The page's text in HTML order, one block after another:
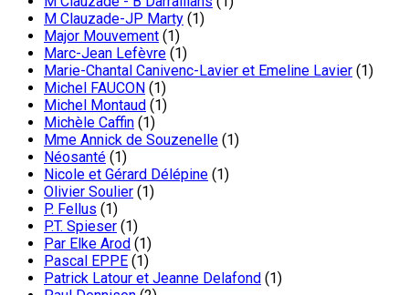
M Clauzade-JP Marty (1)
Major Mouvement (1)
Marc-Jean Lefèvre (1)
Marie-Chantal Canivenc-Lavier et Emeline Lavier (1)
Michel FAUCON (1)
Michel Montaud (1)
Michèle Caffin (1)
Mme Annick de Souzenelle (1)
Néosanté (1)
Nicole et Gérard Délépine (1)
Olivier Soulier (1)
P. Fellus (1)
P.T. Spieser (1)
Par Elke Arod (1)
Pascal EPPE (1)
Patrick Latour et Jeanne Delafond (1)